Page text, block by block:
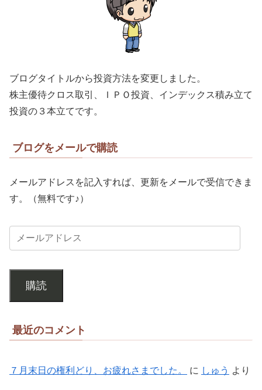
ブログタイトルから投資方法を変更しました。
株主優待クロス取引、ＩＰＯ投資、インデックス積み立て
投資の３本立てです。
ブログをメールで購読
メールアドレスを記入すれば、更新をメールで受信できま
す。（無料です♪）
購読
最近のコメント
７月末日の権利どり、お疲れさまでした。 に しゅう より